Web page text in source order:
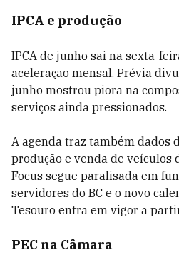
IPCA e produção
IPCA de junho sai na sexta-
aceleração mensal. Prévia
junho mostrou piora na
serviços ainda pressionados.
A agenda traz também dados
produção e venda de veículos
Focus segue paralisada em
servidores do BC e o novo
Tesouro entra em vigor a
PEC na Câmara